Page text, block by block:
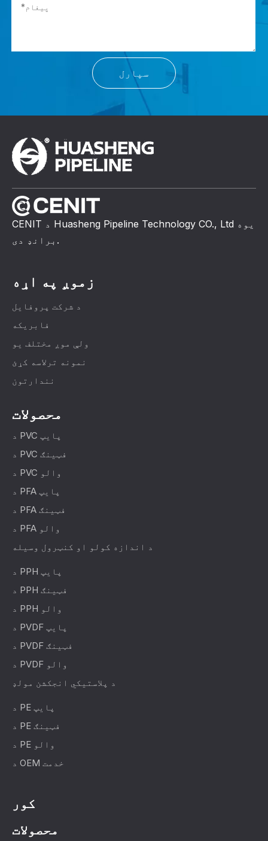
سپارل
CENIT د Huasheng Pipeline Technology CO., Ltd یوه
برانډ دی.
زموږ په اړه
د شرکت پروفایل
فابریکه
ولې موږ مختلف یو
نمونه ترلاسه کړئ
نندارتون
محصولات
د PVC پایپ
د PVC فټینګ
د PVC والو
د PFA پایپ
د PFA فټینګ
د PFA والو
د اندازه کولو او کنټرول وسیله
د PPH پایپ
د PPH فټینګ
د PPH والو
د PVDF پایپ
د PVDF فټینګ
د PVDF والو
د پلاستيکي انجکشن مولډ
د PE پایپ
د PE فټینګ
د PE والو
د OEM خدمت
کور
محصولات